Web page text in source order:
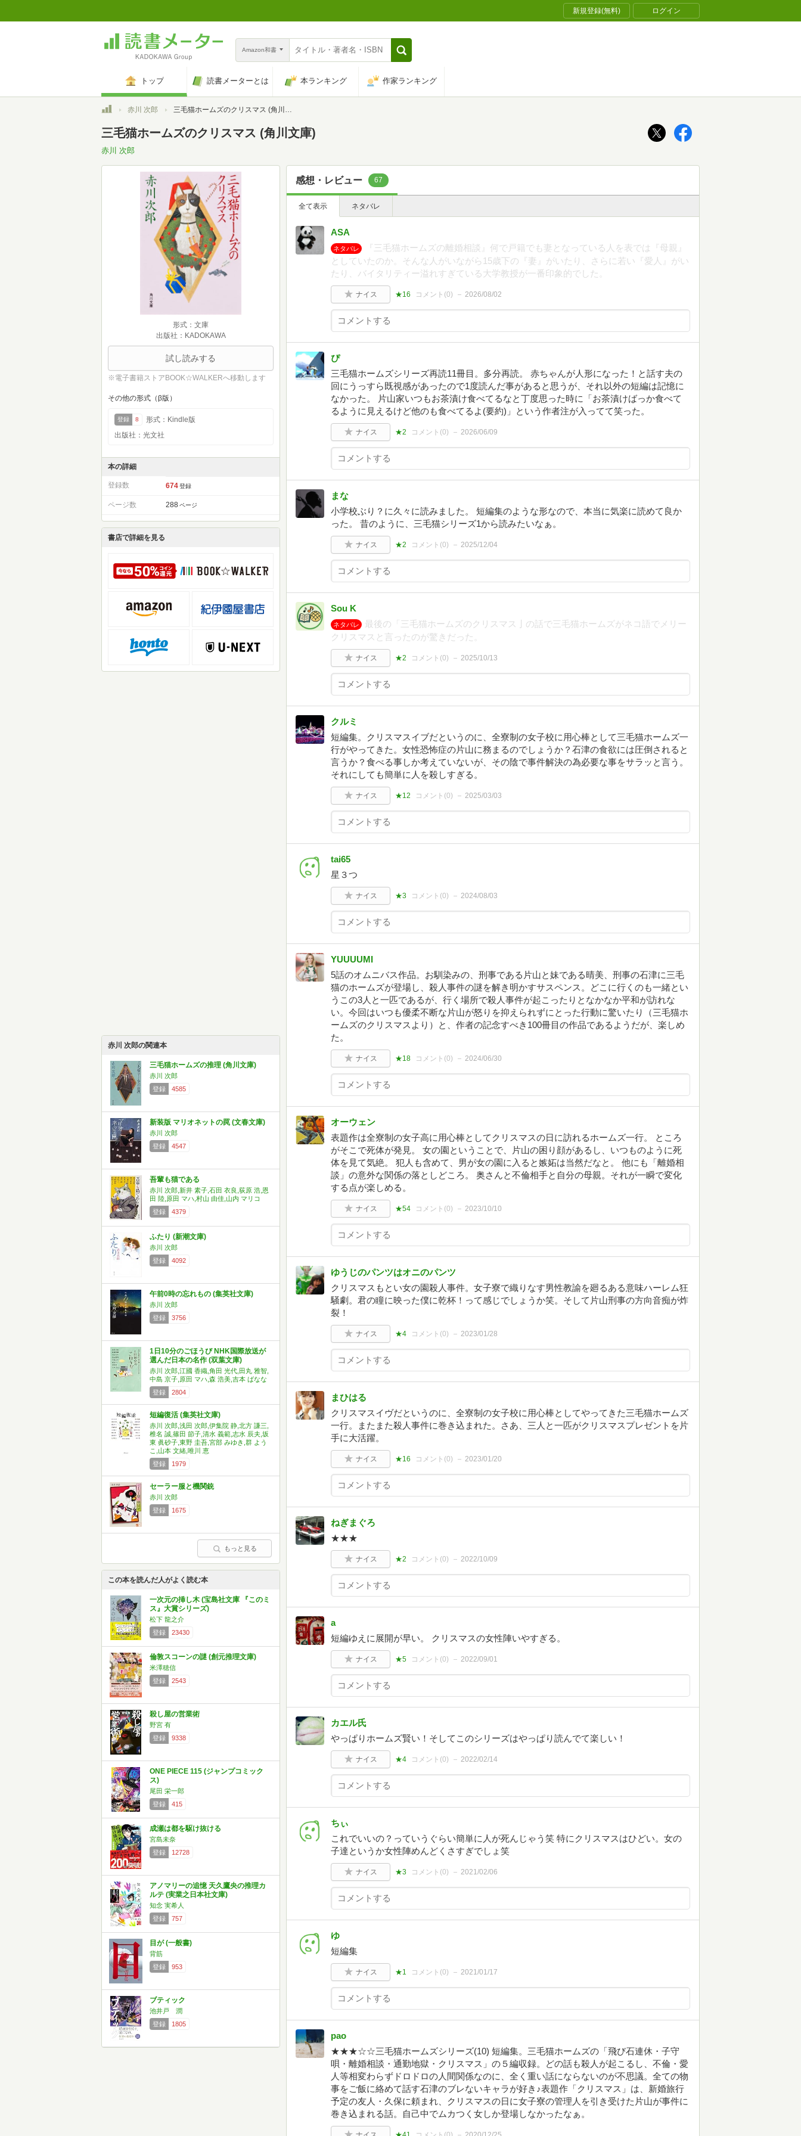
新規登録(無料) ログイン
Amazon和書
トップ 読書メーターとは 本ランキング 作家ランキング
トップ赤川 次郎 三毛猫ホームズのクリスマス (角川文庫)
三毛猫ホームズのクリスマス (角川文庫)
赤川 次郎
形式：文庫
出版社：KADOKAWA
試し読みする
※電子書籍ストアBOOK☆WALKERへ移動します
その他の形式（β版）
登録 8
形式：Kindle版
出版社：光文社
本の詳細
登録数 674 登録
ページ数 288 ページ
書店で詳細を見る
赤川 次郎の関連本
三毛猫ホームズの推理 (角川文庫)
赤川 次郎
登録
4585
新装版 マリオネットの罠 (文春文庫)
赤川 次郎
登録
4547
吾輩も猫である
赤川 次郎,新井 素子,石田 衣良,荻原 浩,恩
田 陸,原田 マハ,村山 由佳,山内 マリコ
登録
4379
ふたり (新潮文庫)
赤川 次郎
登録
4092
午前0時の忘れもの (集英社文庫)
赤川 次郎
登録
3756
1日10分のごほうび NHK国際放送が
選んだ日本の名作 (双葉文庫)
赤川 次郎,江國 香織,角田 光代,田丸 雅智,
中島 京子,原田 マハ,森 浩美,吉本 ばなな
登録
2804
短編復活 (集英社文庫)
赤川 次郎,浅田 次郎,伊集院 静,北方 謙三,
椎名 誠,篠田 節子,清水 義範,志水 辰夫,坂
東 眞砂子,東野 圭吾,宮部 みゆき,群 よう
こ,山本 文緒,唯川 恵
登録
1979
セーラー服と機関銃
赤川 次郎
登録
1675
もっと見る
この本を読んだ人がよく読む本
一次元の挿し木 (宝島社文庫 『このミ
ス』大賞シリーズ)
松下 龍之介
登録
23430
倫敦スコーンの謎 (創元推理文庫)
米澤穂信
登録
2543
殺し屋の営業術
野宮 有
登録
9338
ONE PIECE 115 (ジャンプコミック
ス)
尾田 栄一郎
登録
415
成瀬は都を駆け抜ける
宮島未奈
登録
12728
アノマリーの追憶 天久鷹央の推理カ
ルテ (実業之日本社文庫)
知念 実希人
登録
757
目が (一般書)
背筋
登録
953
ブティック
池井戸 潤
登録
1805
感想・レビュー 67
全て表示 ネタバレ
ASA
ネタバレ
『三毛猫ホームズの離婚相談』何で戸籍でも妻となっている人を表では『母親』
としていたのか。そんな人がいながら15歳下の『妻』がいたり、さらに若い『愛人』がい
たり、バイタリティー溢れすぎている大学教授が一番印象的でした。
ナイス ★16 コメント(0) 2026/08/02
ぴ
三毛猫ホームズシリーズ再読11冊目。多分再読。 赤ちゃんが人形になった！と話す夫の
回にうっすら既視感があったので1度読んだ事があると思うが、それ以外の短編は記憶に
なかった。 片山家いつもお茶漬け食べてるなと丁度思った時に「お茶漬けばっか食べて
るように見えるけど他のも食べてるよ(要約)」という作者注が入ってて笑った。
ナイス ★2 コメント(0) 2026/06/09
まな
小学校ぶり？に久々に読みました。 短編集のような形なので、本当に気楽に読めて良か
った。 昔のように、三毛猫シリーズ1から読みたいなぁ。
ナイス ★2 コメント(0) 2025/12/04
Sou K
ネタバレ
最後の「三毛猫ホームズのクリスマス亅の話で三毛猫ホームズがネコ語でメリー
クリスマスと言ったのが驚きだった。
ナイス ★2 コメント(0) 2025/10/13
クルミ
短編集。クリスマスイブだというのに、全寮制の女子校に用心棒として三毛猫ホームズ一
行がやってきた。女性恐怖症の片山に務まるのでしょうか？石津の食欲には圧倒されると
言うか？食べる事しか考えていないが、その陰で事件解決の為必要な事をサラッと言う。
それにしても簡単に人を殺しすぎる。
ナイス ★12 コメント(0) 2025/03/03
tai65
星３つ
ナイス ★3 コメント(0) 2024/08/03
YUUUUMI
5話のオムニバス作品。お馴染みの、刑事である片山と妹である晴美、刑事の石津に三毛
猫のホームズが登場し、殺人事件の謎を解き明かすサスペンス。どこに行くのも一緒とい
うこの3人と一匹であるが、行く場所で殺人事件が起こったりとなかなか平和が訪れな
い。今回はいつも優柔不断な片山が怒りを抑えられずにとった行動に驚いたり（三毛猫ホ
ームズのクリスマスより）と、作者の記念すべき100冊目の作品であるようだが、楽しめ
た。
ナイス ★18 コメント(0) 2024/06/30
オーウェン
表題作は全寮制の女子高に用心棒としてクリスマスの日に訪れるホームズ一行。 ところ
がそこで死体が発見。 女の園ということで、片山の困り顔があるし、いつものように死
体を見て気絶。 犯人も含めて、男が女の園に入ると嫉妬は当然だなと。 他にも「離婚相
談」の意外な関係の落としどころ。 奥さんと不倫相手と自分の母親。それが一瞬で変化
する点が楽しめる。
ナイス ★54 コメント(0) 2023/10/10
ゆうじのパンツはオニのパンツ
クリスマスもとい女の園殺人事件。女子寮で織りなす男性教諭を廻るある意味ハーレム狂
騒劇。君の瞳に映った僕に乾杯！って感じでしょうか笑。そして片山刑事の方向音痴が炸
裂！
ナイス ★4 コメント(0) 2023/01/28
まひはる
クリスマスイヴだというのに、全寮制の女子校に用心棒としてやってきた三毛猫ホームズ
一行。またまた殺人事件に巻き込まれた。さあ、三人と一匹がクリスマスプレゼントを片
手に大活躍。
ナイス ★16 コメント(0) 2023/01/20
ねぎまぐろ
★★★
ナイス ★2 コメント(0) 2022/10/09
a
短編ゆえに展開が早い。 クリスマスの女性陣いやすぎる。
ナイス ★5 コメント(0) 2022/09/01
カエル氏
やっぱりホームズ賢い！そしてこのシリーズはやっぱり読んでて楽しい！
ナイス ★4 コメント(0) 2022/02/14
ちぃ
これでいいの？っていうぐらい簡単に人が死んじゃう笑 特にクリスマスはひどい。女の
子達というか女性陣めんどくさすぎでしょ笑
ナイス ★3 コメント(0) 2021/02/06
ゆ
短編集
ナイス ★1 コメント(0) 2021/01/17
pao
★★★☆☆三毛猫ホームズシリーズ(10) 短編集。三毛猫ホームズの「飛び石連休・子守
唄・離婚相談・通勤地獄・クリスマス」の５編収録。どの話も殺人が起こるし、不倫・愛
人等相変わらずドロドロの人間関係なのに、全く重い話にならないのが不思議。全ての物
事をご飯に絡めて話す石津のブレないキャラが好き♪表題作「クリスマス」は、新婚旅行
予定の友人・久保に頼まれ、クリスマスの日に女子寮の管理人を引き受けた片山が事件に
巻き込まれる話。自己中でムカつく女しか登場しなかったなぁ。